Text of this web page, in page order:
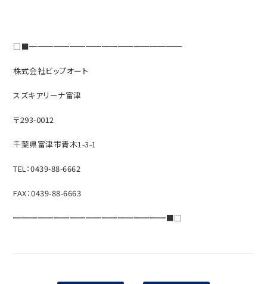
□■━━━━━━━━━━━━━━━━━━━
株式会社ビップオート
スズキアリーナ富津
〒293-0012
千葉県富津市青木1-3-1
TEL：0439-88-6662
FAX：0439-88-6663
━━━━━━━━━━━━━━━━━━━■□